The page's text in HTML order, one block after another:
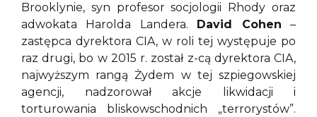
Brooklynie, syn profesor socjologii Rhody oraz
adwokata Harolda Landera. David Cohen –
zastępca dyrektora CIA, w roli tej występuje po
raz drugi, bo w 2015 r. został z-cą dyrektora CIA,
najwyższym rangą Żydem w tej szpiegowskiej
agencji, nadzorował akcje likwidacji i
torturowania bliskowschodnich „terrorystów”.